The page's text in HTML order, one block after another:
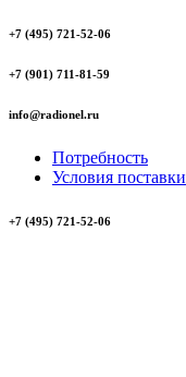
+7 (495) 721-52-06
+7 (901) 711-81-59
info@radionel.ru
Потребность
Условия поставки
+7 (495) 721-52-06